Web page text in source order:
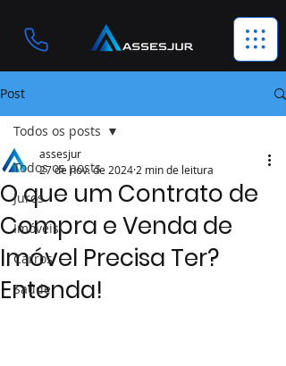
Post
Todos os posts
Juros
Imóveis
Carros
Saúde
Todos os posts
O que um Contrato de
Compra e Venda de
Imóvel Precisa Ter?
Entenda!
assesjur
27 de nov. de 2024 2 min de leitura